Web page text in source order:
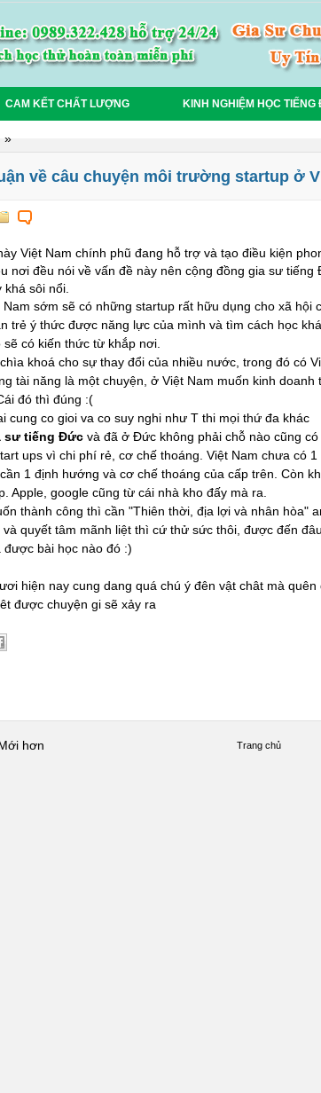
CAM KẾT CHẤT LƯỢNG KINH NGHIỆM HỌC TIẾNG
»
về câu chuyện môi trường startup ở
Việt Nam chính phũ đang hỗ trợ và tạo điều kiện
nơi đều nói về vấn đề này nên cộng đồng gia sư
sôi nổi.
Nam sớm sẽ có những startup rất hữu dụng cho xã
trẻ ý thức được năng lực của mình và tìm cách học
sẽ có kiến thức từ khắp nơi.
khoá cho sự thay đổi của nhiều nước, trong đó có
tài năng là một chuyện, ở Việt Nam muốn kinh
đó thì đúng :(
cung co gioi va co suy nghi như T thi mọi thứ đa khác
sư tiếng Đức và đã ở Đức không phải chỗ nào cũng
ups vì chi phí rẻ, cơ chế thoáng. Việt Nam chưa có
1 định hướng và cơ chế thoáng của cấp trên. Còn
Apple, google cũng từ cái nhà kho đấy mà ra.
thành công thì cần "Thiên thời, địa lợi và nhân hòa"
quyết tâm mãnh liệt thì cứ thử sức thôi, được đến
được bài học nào đó :)
hiện nay cung dang quá chú ý đên vật chât mà
được chuyện gi sẽ xảy ra
hơn Trang chủ